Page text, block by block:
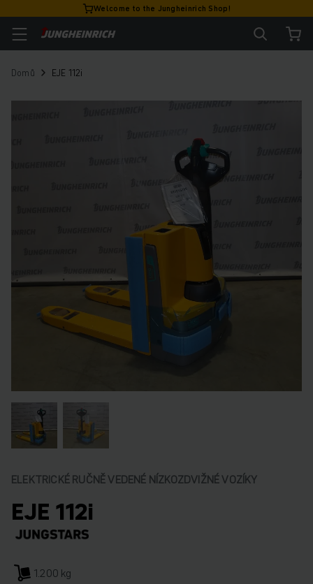
Welcome to the Jungheinrich Shop!
Domů EJE 112i
ELEKTRICKÉ RUČNĚ VEDENÉ NÍZKOZDVIŽNÉ VOZÍKY
EJE 112i
1.200 kg